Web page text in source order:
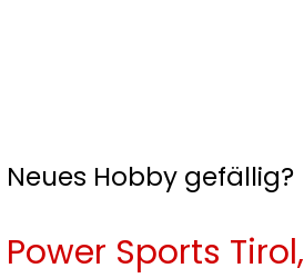
Neues Hobby gefällig?
Power Sports Tirol,